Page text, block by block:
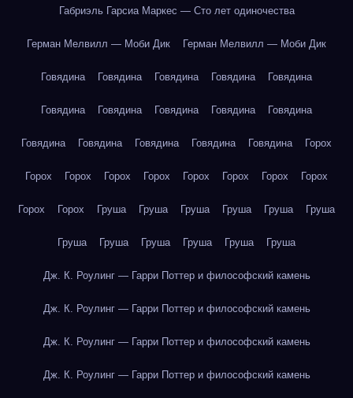
Габриэль Гарсиа Маркес — Сто лет одиночества
Герман Мелвилл — Моби Дик Герман Мелвилл — Моби Дик
Говядина Говядина Говядина Говядина Говядина
Говядина Говядина Говядина Говядина Говядина
Говядина Говядина Говядина Говядина Говядина Горох
Горох Горох Горох Горох Горох Горох Горох Горох
Горох Горох Груша Груша Груша Груша Груша Груша
Груша Груша Груша Груша Груша Груша
Дж. К. Роулинг — Гарри Поттер и философский камень
Дж. К. Роулинг — Гарри Поттер и философский камень
Дж. К. Роулинг — Гарри Поттер и философский камень
Дж. К. Роулинг — Гарри Поттер и философский камень